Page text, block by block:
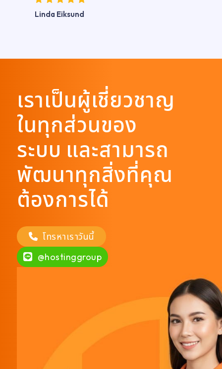
Linda Eiksund
เราเป็นผู้เชี่ยวชาญ
ในทุกส่วนของ
ระบบ และสามารถ
พัฒนาทุกสิ่งที่คุณ
ต้องการได้
โทรหาเราวันนี้
@hostinggroup